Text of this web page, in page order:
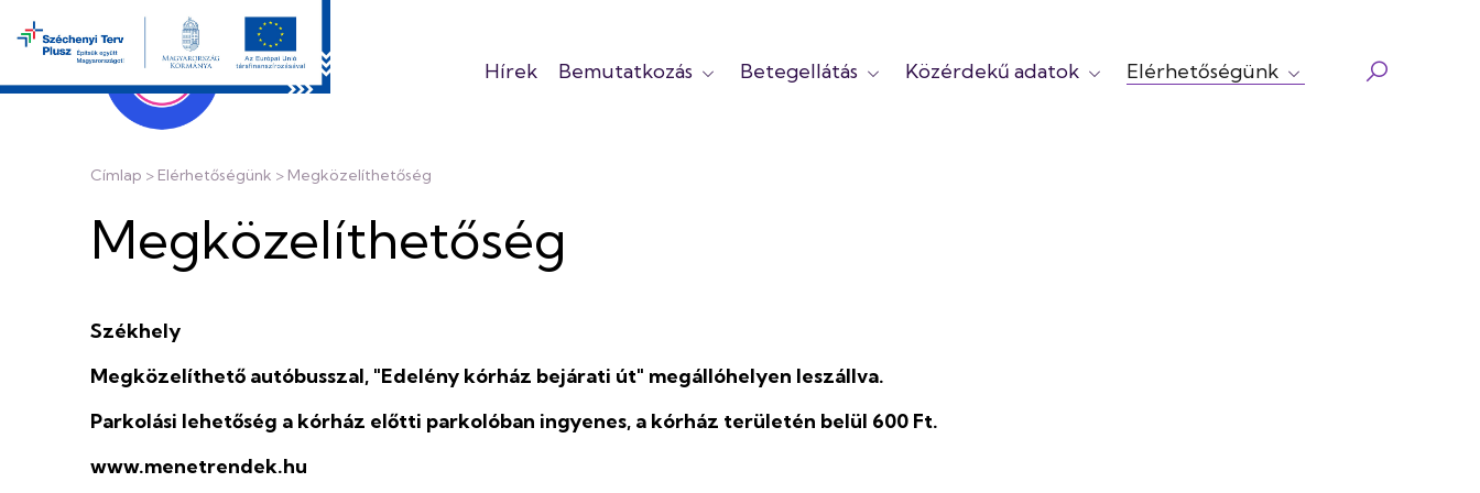
tartalomra
Edelényi
Koch
Róbert
és
Rendelőintézet
Hírek Bemutatkozás Betegellátás Közérdekű adatok Elérhetőségünk
Morzsa
Címlap Elérhetőségünk Megközelíthetőség
Megközelíthetőség
Székhely
Megközelíthető autóbusszal, "Edelény kórház bejárati út" megállóhelyen leszállva.
Parkolási lehetőség a kórház előtti parkolóban ingyenes, a kórház területén belül 600 Ft.
www.menetrendek.hu